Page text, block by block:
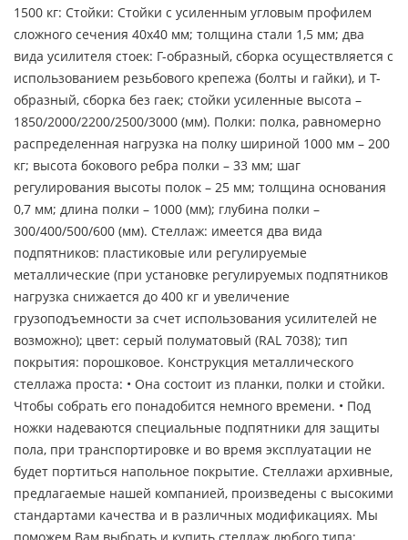
1500 кг: Стойки: Стойки с усиленным угловым профилем
сложного сечения 40х40 мм; толщина стали 1,5 мм; два
вида усилителя стоек: Г-образный, сборка осуществляется с
использованием резьбового крепежа (болты и гайки), и Т-
образный, сборка без гаек; стойки усиленные высота –
1850/2000/2200/2500/3000 (мм). Полки: полка, равномерно
распределенная нагрузка на полку шириной 1000 мм – 200
кг; высота бокового ребра полки – 33 мм; шаг
регулирования высоты полок – 25 мм; толщина основания
0,7 мм; длина полки – 1000 (мм); глубина полки –
300/400/500/600 (мм). Стеллаж: имеется два вида
подпятников: пластиковые или регулируемые
металлические (при установке регулируемых подпятников
нагрузка снижается до 400 кг и увеличение
грузоподъемности за счет использования усилителей не
возможно); цвет: серый полуматовый (RAL 7038); тип
покрытия: порошковое. Конструкция металлического
стеллажа проста: • Она состоит из планки, полки и стойки.
Чтобы собрать его понадобится немного времени. • Под
ножки надеваются специальные подпятники для защиты
пола, при транспортировке и во время эксплуатации не
будет портиться напольное покрытие. Стеллажи архивные,
предлагаемые нашей компанией, произведены с высокими
стандартами качества и в различных модификациях. Мы